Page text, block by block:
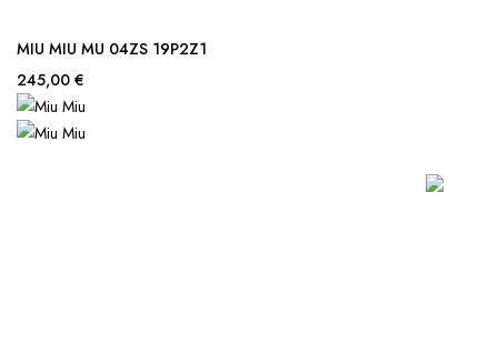
MIU MIU MU 04ZS 19P2Z1
245,00 €